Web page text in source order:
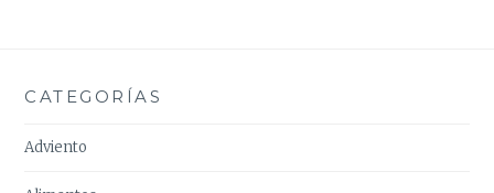
CATEGORÍAS
Adviento